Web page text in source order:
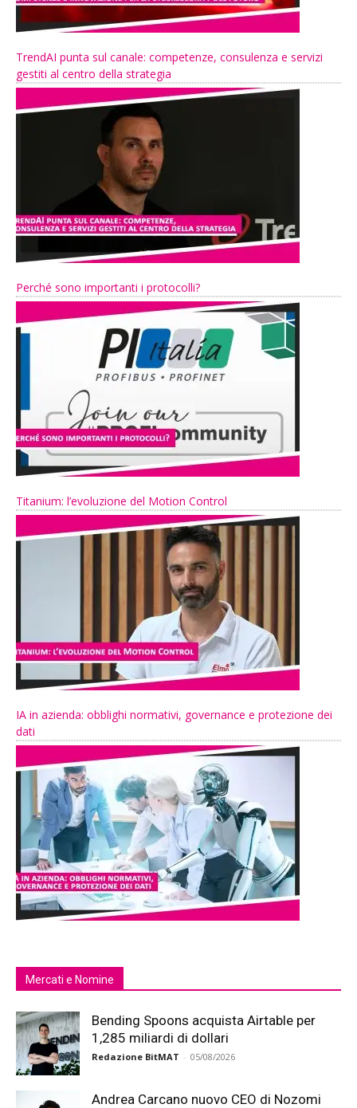
TrendAI punta sul canale: competenze, consulenza e servizi
gestiti al centro della strategia
Perché sono importanti i protocolli?
Titanium: l’evoluzione del Motion Control
IA in azienda: obblighi normativi, governance e protezione dei
dati
Mercati e Nomine
Bending Spoons acquista Airtable per
1,285 miliardi di dollari
Redazione BitMAT - 05/08/2026
Andrea Carcano nuovo CEO di Nozomi